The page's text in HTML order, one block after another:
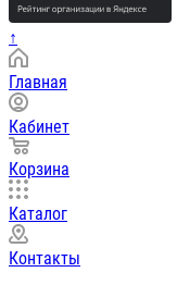
↑
Главная
Кабинет
Корзина
Каталог
Контакты